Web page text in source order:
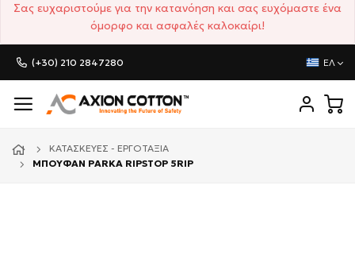
Σας ευχαριστούμε για την κατανόηση και σας ευχόμαστε ένα
όμορφο και ασφαλές καλοκαίρι!
(+30) 210 2847280 ΕΛ
ΚΑΤΑΣΚΕΥΈΣ - ΕΡΓΟΤΆΞΙΑ
ΜΠΟΥΦΑΝ PARKA RIPSTOP 5RIP